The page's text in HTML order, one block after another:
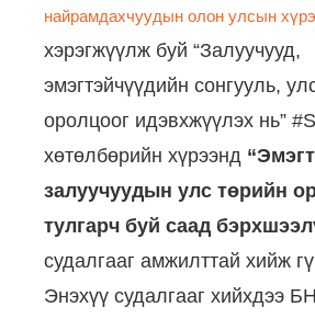
найрамдахчуудын олон улсын
хэрэгжүүлж буй “Залуучууд,
эмэгтэйчүүдийн сонгууль,
оролцоог идэвхжүүлэх нь”
хөтөлбөрийн хүрээнд “
залуучуудын улс төрийн
тулгарч буй саад
судалгааг амжилттай хийж
Энэхүү судалгааг хийхдээ